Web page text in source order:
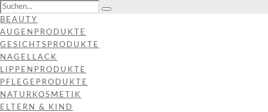
BEAUTY
AUGENPRODUKTE
GESICHTSPRODUKTE
NAGELLACK
LIPPENPRODUKTE
PFLEGEPRODUKTE
NATURKOSMETIK
ELTERN & KIND